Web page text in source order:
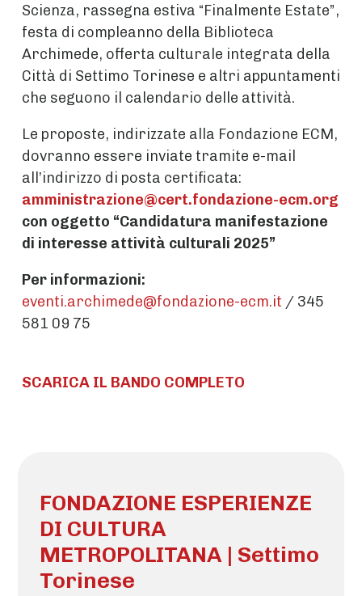
Scienza, rassegna estiva “Finalmente Estate”,
festa di compleanno della Biblioteca
Archimede, offerta culturale integrata della
Città di Settimo Torinese e altri appuntamenti
che seguono il calendario delle attività.
Le proposte, indirizzate alla Fondazione ECM,
dovranno essere inviate tramite e-mail
all’indirizzo di posta certificata:
amministrazione@cert.fondazione-ecm.org
con oggetto “Candidatura manifestazione
di interesse attività culturali 2025”
Per informazioni:
eventi.archimede@fondazione-ecm.it / 345
581 09 75
SCARICA IL BANDO COMPLETO
FONDAZIONE ESPERIENZE
DI CULTURA
METROPOLITANA | Settimo
Torinese